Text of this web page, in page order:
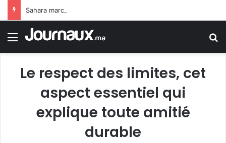
Menu
Le respect des limites, cet
aspect essentiel qui
explique toute amitié
durable